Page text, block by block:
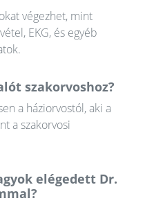
végezhet, mint
EKG, és egyéb
szakorvoshoz?
a háziorvostól, aki a
a szakorvosi
elégedett Dr.